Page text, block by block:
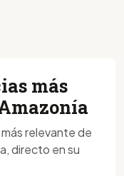
más
relevante de
directo en su